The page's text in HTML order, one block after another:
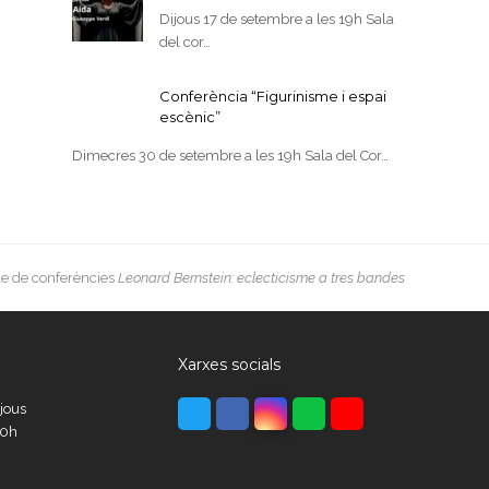
Dijous 17 de setembre a les 19h Sala
del cor…
Conferència “Figurinisme i espai
escènic”
Dimecres 30 de setembre a les 19h Sala del Cor…
de conferències Leonard Bernstein: eclecticisme a tres bandes
Xarxes socials
TwitterFacebook
Instagram